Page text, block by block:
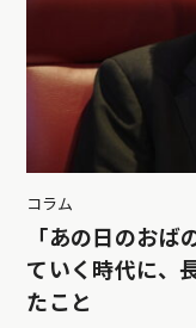
コラム
「あの日のおば
ていく時代に、
たこと